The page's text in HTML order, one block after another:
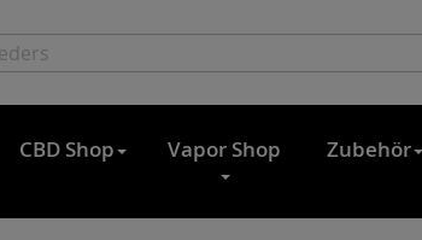
CBD Shop Vapor Shop Zubehör